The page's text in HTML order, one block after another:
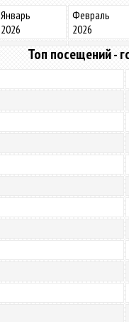
Январь
2026
Февраль
2026
Топ посещений -